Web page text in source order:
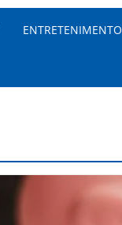
ENTRETENIMENTO